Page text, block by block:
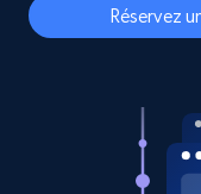
Réservez